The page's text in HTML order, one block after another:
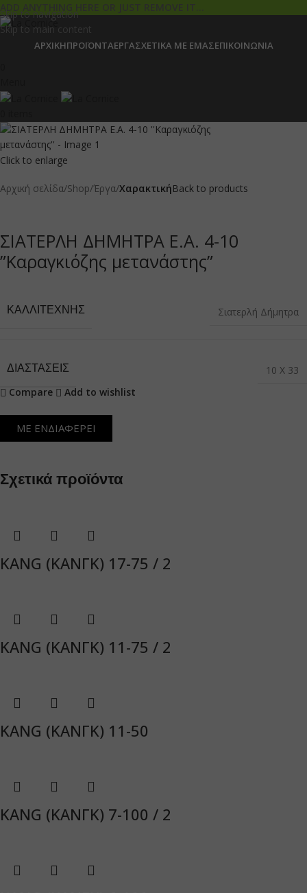
Skip to navigation
Skip to main content
ADD ANYTHING HERE OR JUST REMOVE IT…
ΑΡΧΙΚΉΠΡΟΪΌΝΤΑΈΡΓΑΣΧΕΤΙΚΆ ΜΕ ΕΜΆΣΕΠΙΚΟΙΝΩΝΊΑ
Click to enlarge
Αρχική σελίδα Shop Έργα ΧαρακτικήBack to products
ΣΙΑΤΕΡΛΗ ΔΗΜΗΤΡΑ Ε.Α. 4-10
”Καραγκιόζης μετανάστης”
ΚΑΛΛΙΤΈΧΝΗΣ Σιατερλή Δήμητρα
ΔΙΑΣΤΆΣΕΙΣ
10 X 33
Compare
Add to wishlist
ΜΕ ΕΝΔΙΑΦΕΡΕΙ
Σχετικά προϊόντα
KANG (ΚΑΝΓΚ) 17-75 / 2
KANG (ΚΑΝΓΚ) 11-75 / 2
KANG (ΚΑΝΓΚ) 11-50
KANG (ΚΑΝΓΚ) 7-100 / 2